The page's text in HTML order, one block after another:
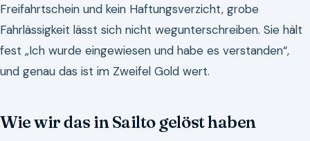
Freifahrtschein und kein Haftungsverzicht, grobe
Fahrlässigkeit lässt sich nicht wegunterschreiben. Sie hält
fest „Ich wurde eingewiesen und habe es verstanden“,
und genau das ist im Zweifel Gold wert.
Wie wir das in Sailto gelöst haben